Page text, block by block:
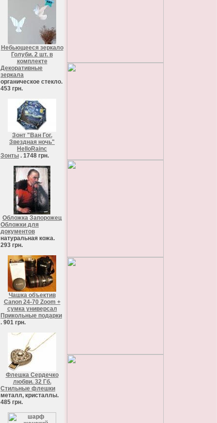
Небьющееся зеркало
Голуби. 2 шт. в
комплекте
Декоративные
зеркала
органическое стекло.
453 грн.
Зонт "Ван Гог.
Звездная ночь"
HelloRainc
Зонты . 1748 грн.
Обложка Запорожец
Обложки для
документов
натуральная кожа.
293 грн.
Чашка объектив
Canon 24-70 Zoom +
сумка универсал
Прикольные подарки
. 901 грн.
Флешка Сердечко
любви. 32 Гб.
Стильные флешки
металл, кристаллы.
485 грн.